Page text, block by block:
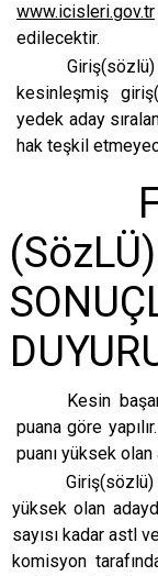
www.icisleri.gov.tr
edilecektir.
kesinleşmiş
yedek aday
hak teşkil
F)
Kesin
puana göre
puanı yüksek
Giriş(sözlü)
yüksek olan
sayısı kadar astl
komisyon